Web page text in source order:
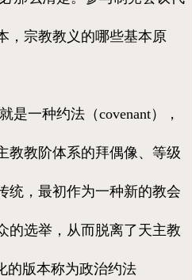
，宗教教义的哪些基本原
一种约法（covenant），
教教阶体系的拜偶像、等级
统，最初作为一种新的教会
的选举，从而脱离了天主教
的版本称为政治约法